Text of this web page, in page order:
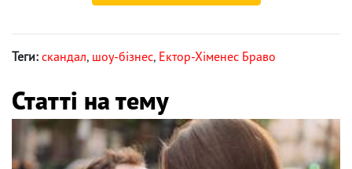
Теги: скандал, шоу-бізнес, Ектор-Хіменес Браво
Статті на тему